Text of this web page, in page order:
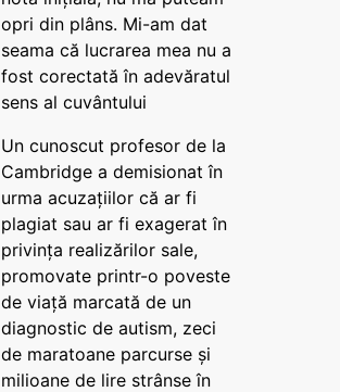
opri din plâns. Mi-am dat
seama că lucrarea mea nu a
fost corectată în adevăratul
sens al cuvântului
Un cunoscut profesor de la
Cambridge a demisionat în
urma acuzațiilor că ar fi
plagiat sau ar fi exagerat în
privința realizărilor sale,
promovate printr-o poveste
de viață marcată de un
diagnostic de autism, zeci
de maratoane parcurse și
milioane de lire strânse în